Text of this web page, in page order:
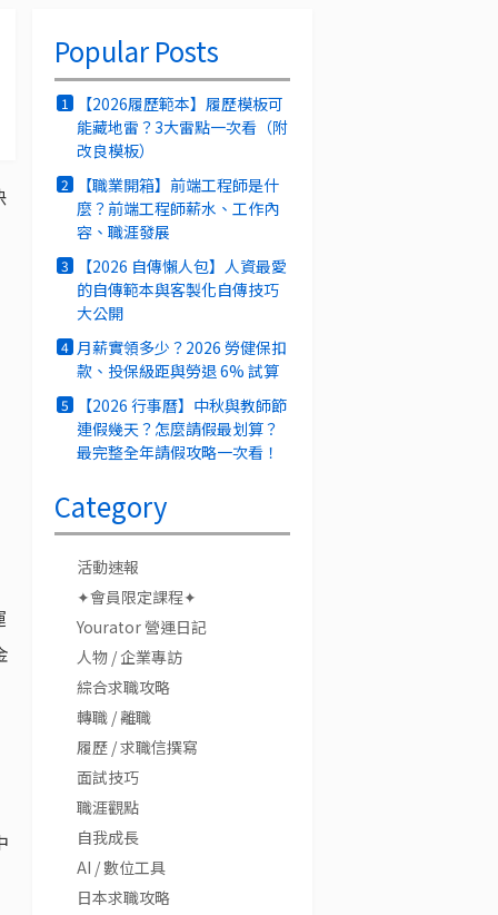
Popular Posts
1
【2026履歷範本】履歷模板可
能藏地雷？3大雷點一次看（附
改良模板）
2
【職業開箱】前端工程師是什
麼？前端工程師薪水、工作內
容、職涯發展
3
【2026 自傳懶人包】人資最愛
的自傳範本與客製化自傳技巧
大公開
4 月薪實領多少？2026 勞健保扣
款、投保級距與勞退 6% 試算
5
【2026 行事曆】中秋與教師節
連假幾天？怎麼請假最划算？
最完整全年請假攻略一次看！
Category
活動速報
✦會員限定課程✦
Yourator 營運日記
人物 / 企業專訪
綜合求職攻略
轉職 / 離職
履歷 / 求職信撰寫
面試技巧
職涯觀點
自我成長
AI / 數位工具
日本求職攻略